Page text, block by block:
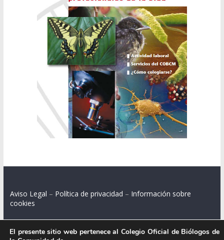
Aviso Legal – Política de privacidad – Información sobre
cookies
El presente sitio web pertenece al Colegio Oficial de Biólogos de